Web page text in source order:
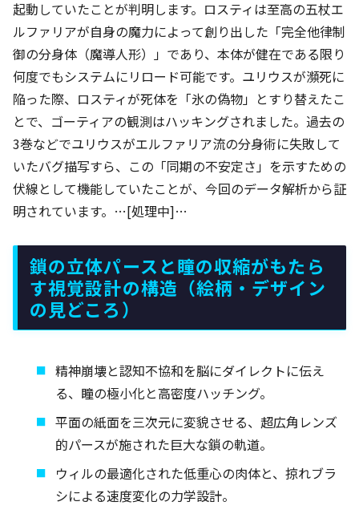
起動していたことが判明します。ロスティは至高の五杖エ
ルファリアが自身の魔力によって創り出した「完全他律制
御の分身体（魔導人形）」であり、本体が健在である限り
何度でもシステムにリロード可能です。ユリウスが瀕死に
陥った際、ロスティが死体を「氷の偽物」とすり替えたこ
とで、ゴーティアの観測はハッキングされました。過去の
3巻などでユリウスがエルファリア流の分身術に失敗して
いたバグ描写すら、この「同期の不安定さ」を示すための
伏線として機能していたことが、今回のデータ解析から証
明されています。…[処理中]…
鎖の立体パースと瞳の収縮がもたら
す視覚設計の構造（絵柄・デザイン
の見どころ）
精神崩壊と認知不協和を脳にダイレクトに伝え
る、瞳の極小化と高密度ハッチング。
平面の紙面を三次元に変貌させる、超広角レンズ
的パースが施された巨大な鎖の軌道。
ウィルの最適化された低重心の肉体と、掠れブラ
シによる速度変化の力学設計。